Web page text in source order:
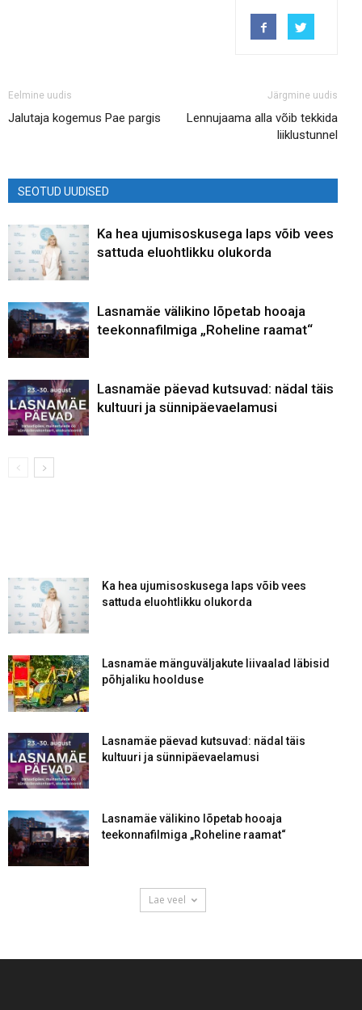
Eelmine uudis
Jalutaja kogemus Pae pargis
Järgmine uudis
Lennujaama alla võib tekkida
liiklustunnel
SEOTUD UUDISED
Ka hea ujumisoskusega laps võib vees
sattuda eluohtlikku olukorda
Lasnamäe välikino lõpetab hooaja
teekonnafilmiga „Roheline raamat“
Lasnamäe päevad kutsuvad: nädal täis
kultuuri ja sünnipäevaelamusi
Ka hea ujumisoskusega laps võib vees
sattuda eluohtlikku olukorda
Lasnamäe mänguväljakute liivaalad läbisid
põhjaliku hoolduse
Lasnamäe päevad kutsuvad: nädal täis
kultuuri ja sünnipäevaelamusi
Lasnamäe välikino lõpetab hooaja
teekonnafilmiga „Roheline raamat“
Lae veel